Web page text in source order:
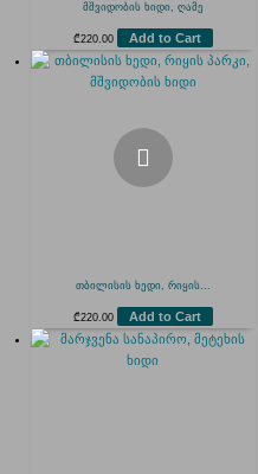
მშვიდობის ხიდი, ღამე
₾220.00 Add to Cart
თბილისის ხედი, რიყის...
₾220.00 Add to Cart